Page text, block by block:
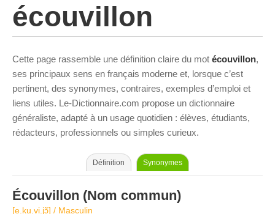
écouvillon
Cette page rassemble une définition claire du mot écouvillon,
ses principaux sens en français moderne et, lorsque c’est
pertinent, des synonymes, contraires, exemples d’emploi et
liens utiles. Le-Dictionnaire.com propose un dictionnaire
généraliste, adapté à un usage quotidien : élèves, étudiants,
rédacteurs, professionnels ou simples curieux.
Définition Synonymes
Écouvillon (Nom commun)
[e.ku.vi.jɔ̃] / Masculin